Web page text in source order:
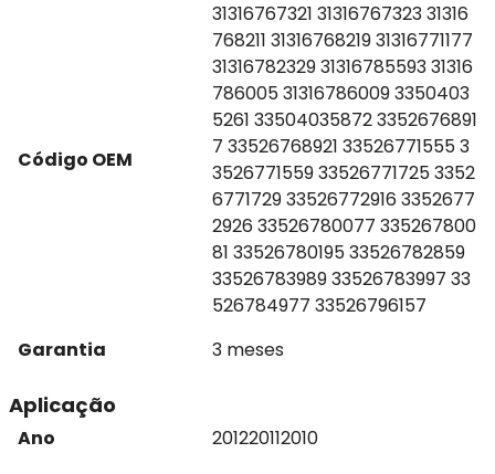
Código OEM
31316767321 31316767323 31316
768211 31316768219 31316771177
31316782329 31316785593 31316
786005 31316786009 3350403
5261 33504035872 3352676891
7 33526768921 33526771555 3
3526771559 33526771725 3352
6771729 33526772916 3352677
2926 33526780077 335267800
81 33526780195 33526782859
33526783989 33526783997 33
526784977 33526796157
Garantia
3 meses
Aplicação
Ano 201220112010